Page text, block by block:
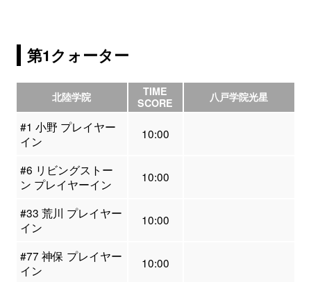
第1クォーター
北陸学院
TIME
SCORE
八戸学院光星
#1 小野 プレイヤー
イン
10:00
#6 リビングストー
ン プレイヤーイン
10:00
#33 荒川 プレイヤー
イン
10:00
#77 神保 プレイヤー
イン
10:00